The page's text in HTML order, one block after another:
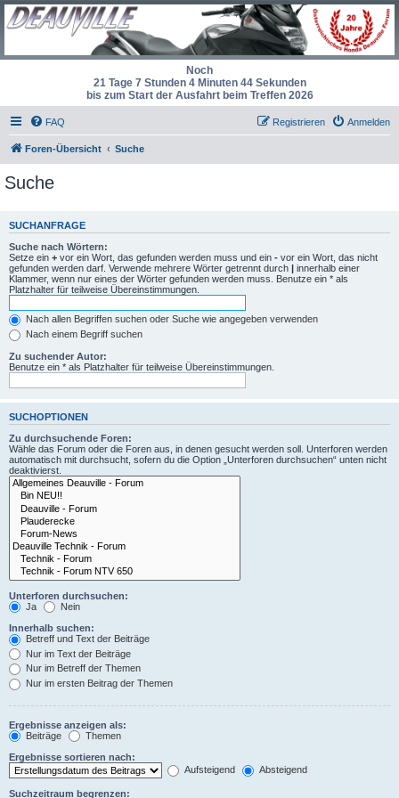
Noch
21 Tage 7 Stunden 4 Minuten 44 Sekunden
bis zum Start der Ausfahrt beim Treffen 2026
FAQ Anmelden
Registrieren
Foren-Übersicht Suche
Suche
SUCHANFRAGE
Suche nach Wörtern:
Setze ein + vor ein Wort, das gefunden werden muss und ein - vor ein Wort, das nicht
gefunden werden darf. Verwende mehrere Wörter getrennt durch
innerhalb einer
Klammer, wenn nur eines der Wörter gefunden werden muss. Benutze ein * als
Platzhalter für teilweise Übereinstimmungen.
Nach allen Begriffen suchen oder Suche wie angegeben verwenden
Nach einem Begriff suchen
Zu suchender Autor:
Benutze ein * als Platzhalter für teilweise Übereinstimmungen.
SUCHOPTIONEN
Zu durchsuchende Foren:
Wähle das Forum oder die Foren aus, in denen gesucht werden soll. Unterforen werden
automatisch mit durchsucht, sofern du die Option „Unterforen durchsuchen“ unten nicht
deaktivierst.
Unterforen durchsuchen:
Ja
Nein
Innerhalb suchen:
Betreff und Text der Beiträge
Nur im Text der Beiträge
Nur im Betreff der Themen
Nur im ersten Beitrag der Themen
Ergebnisse anzeigen als:
Beiträge
Themen
Ergebnisse sortieren nach:
Aufsteigend
Absteigend
Suchzeitraum begrenzen: